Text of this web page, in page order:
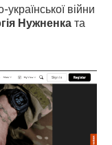
української війни
Нужненката